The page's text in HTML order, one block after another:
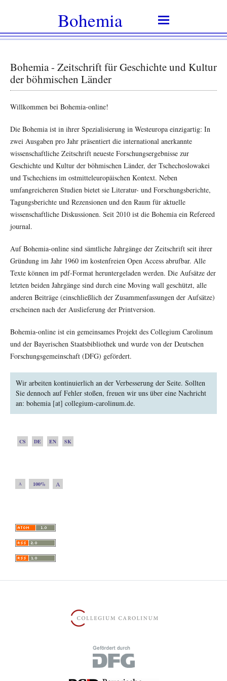
Bohemia
Bohemia - Zeitschrift für Geschichte und Kultur
der böhmischen Länder
Willkommen bei Bohemia-online!
Die Bohemia ist in ihrer Spezialisierung in Westeuropa einzigartig: In
zwei Ausgaben pro Jahr präsentiert die international anerkannte
wissenschaftliche Zeitschrift neueste Forschungsergebnisse zur
Geschichte und Kultur der böhmischen Länder, der Tschechoslowakei
und Tschechiens im ostmitteleuropäischen Kontext. Neben
umfangreicheren Studien bietet sie Literatur- und Forschungsberichte,
Tagungsberichte und Rezensionen und den Raum für aktuelle
wissenschaftliche Diskussionen. Seit 2010 ist die Bohemia ein Refereed
journal.
Auf Bohemia-online sind sämtliche Jahrgänge der Zeitschrift seit ihrer
Gründung im Jahr 1960 im kostenfreien Open Access abrufbar. Alle
Texte können im pdf-Format heruntergeladen werden. Die Aufsätze der
letzten beiden Jahrgänge sind durch eine Moving wall geschützt, alle
anderen Beiträge (einschließlich der Zusammenfassungen der Aufsätze)
erscheinen nach der Auslieferung der Printversion.
Bohemia-online ist ein gemeinsames Projekt des Collegium Carolinum
und der Bayerischen Staatsbibliothek und wurde von der Deutschen
Forschungsgemeinschaft (DFG) gefördert.
Wir arbeiten kontinuierlich an der Verbesserung der Seite. Sollten
Sie dennoch auf Fehler stoßen, freuen wir uns über eine Nachricht
an: bohemia [at] collegium-carolinum.de.
CS DE EN SK
A 100% A